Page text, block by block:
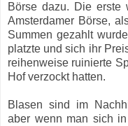
Börse dazu. Die erste
Amsterdamer Börse,
Summen gezahlt
platzte und sich ihr
reihenweise ruinierte
Hof verzockt hatten.
Blasen sind im
aber wenn man sich